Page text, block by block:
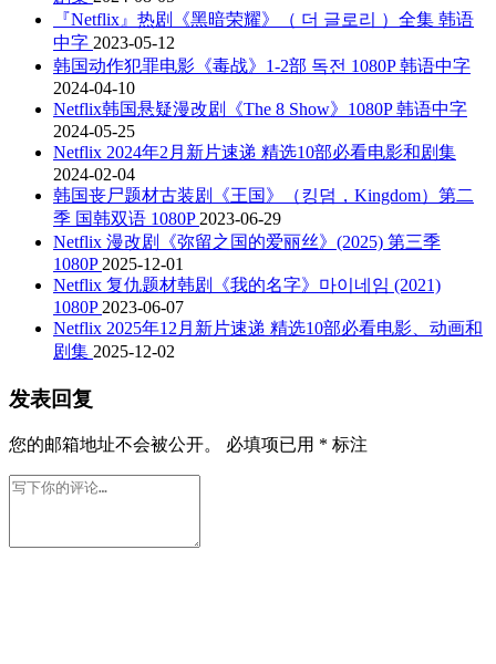
『Netflix』热剧《黑暗荣耀》（ 더 글로리 ）全集 韩语
中字 2023-05-12
韩国动作犯罪电影《毒战》1-2部 독전 1080P 韩语中字
2024-04-10
Netflix韩国悬疑漫改剧《The 8 Show》1080P 韩语中字
2024-05-25
Netflix 2024年2月新片速递 精选10部必看电影和剧集
2024-02-04
韩国丧尸题材古装剧《王国》（킹덤，Kingdom）第二
季 国韩双语 1080P 2023-06-29
Netflix 漫改剧《弥留之国的爱丽丝》(2025) 第三季
1080P 2025-12-01
Netflix 复仇题材韩剧《我的名字》마이네임 (2021)
1080P 2023-06-07
Netflix 2025年12月新片速递 精选10部必看电影、动画和
剧集 2025-12-02
发表回复
您的邮箱地址不会被公开。 必填项已用 * 标注